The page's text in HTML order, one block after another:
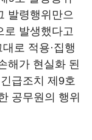
발령행위만으
로 발생했다고
로 적용·집행
해가 현실화 된
급조치 제9호
공무원의 행위